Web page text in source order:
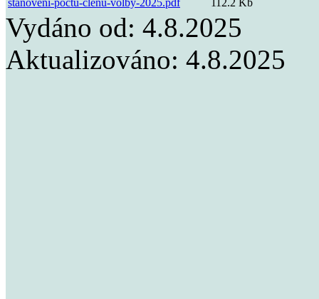
Vydáno od: 4.8.2025
Aktualizováno: 4.8.2025